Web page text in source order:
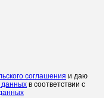
соглашения и даю
данных в соответствии с